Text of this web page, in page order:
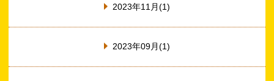
2023年11月(1)
2023年09月(1)